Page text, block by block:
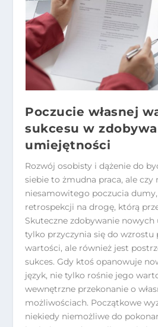
Poczucie własnej
sukcesu w
umiejętności
Rozwój osobisty i dążenie do
siebie to żmudna praca, ale czy
niesamowitego poczucia
retrospekcji na drogę, którą
Skuteczne zdobywanie
tylko przyczynia się do wzrostu
wartości, ale również jest
sukces. Gdy ktoś opanowuje
język, nie tylko rośnie jego
wewnętrzne przekonanie o
możliwościach. Początkowe
niekiedy niemożliwe do